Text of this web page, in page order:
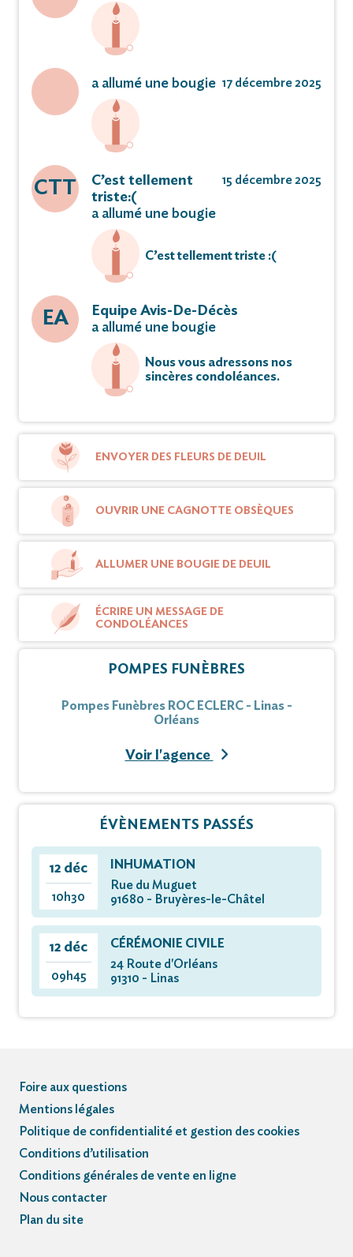
a allumé une bougie 17 décembre 2025
CTT
C’est tellement
triste:(
a allumé une bougie
15 décembre 2025
C’est tellement triste :(
EA
Equipe Avis-De-Décès
a allumé une bougie
Nous vous adressons nos
sincères condoléances.
ENVOYER DES FLEURS DE DEUIL
OUVRIR UNE CAGNOTTE OBSÈQUES
ALLUMER UNE BOUGIE DE DEUIL
ÉCRIRE UN MESSAGE DE
CONDOLÉANCES
POMPES FUNÈBRES
Pompes Funèbres ROC ECLERC - Linas -
Orléans
Voir l'agence
ÉVÈNEMENTS PASSÉS
12 déc
10h30
INHUMATION
Rue du Muguet
91680 - Bruyères-le-Châtel
12 déc
09h45
CÉRÉMONIE CIVILE
24 Route d'Orléans
91310 - Linas
Foire aux questions
Mentions légales
Politique de confidentialité et gestion des cookies
Conditions d’utilisation
Conditions générales de vente en ligne
Nous contacter
Plan du site